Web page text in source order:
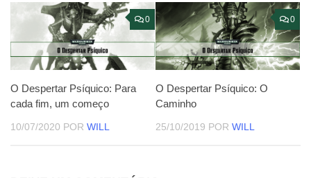
0
O Despertar Psíquico: Para
cada fim, um começo
10/07/2020 POR WILL
0
O Despertar Psíquico: O
Caminho
25/10/2019 POR WILL